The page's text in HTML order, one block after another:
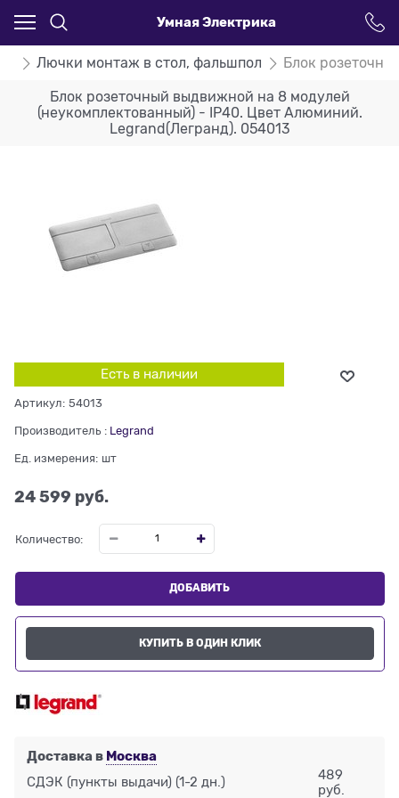
Умная Электрика
Лючки монтаж в стол, фальшпол Блок
Блок розеточный выдвижной на 8 модулей
(неукомплектованный) - IP40. Цвет Алюминий.
Legrand(Легранд). 054013
Есть в наличии
Артикул: 54013
Производитель : Legrand
Ед. измерения: шт
24 599 руб.
Количество:
ДОБАВИТЬ
КУПИТЬ В ОДИН КЛИК
Доставка в Москва
СДЭК (пункты выдачи) (1-2 дн.)
489
руб.